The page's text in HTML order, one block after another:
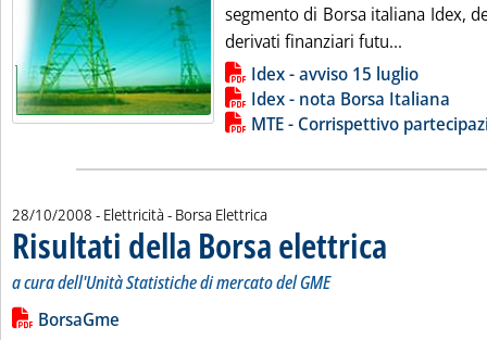
segmento di Borsa italiana Idex,
derivati finanziari futu...
Lista allegati PDF alla notiziaIdex - avviso 15 luglio
Idex - nota Borsa Italiana
MTE - Corrispettivo
28/10/2008 - Elettricità - Borsa Elettrica
Risultati della Borsa elettrica
a cura dell'Unità Statistiche di mercato del GME
Leggi tutta la notizia: 'Risultati della Borsa elettrica'
Lista allegati PDF alla notizia
BorsaGme